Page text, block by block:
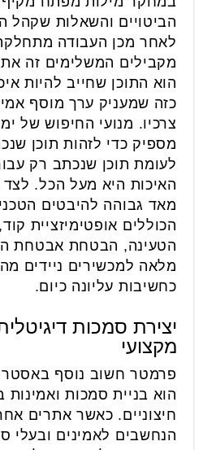
הביטויים והשאלות שקהל
לאחר מכן העבודה
מקבילים המשלימים זה
הוא התוכן שחייב להיות
כזה שמעניק ערך מוסף
צרכיו. מנועי החיפוש של
מספיק כדי לזהות תוכן
לעומת תוכן שנכתב רק
האיכות היא מעל הכל. לצד
מאד גבוהה להיבטים
הכוללים אופטימיזציית
הטעינה, הבטחת אבטחת
מלאה למכשירים ניידים
כחשיבות עליונה כיום.
יצירת סמכות
מקצועי
פרמטר חשוב נוסף
הוא בניית סמכות
חיצוניים. כאשר אתרים
הנחשבים לאמינים ובעלי